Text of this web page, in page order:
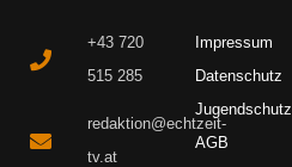
+43 720
515 285
redaktion@echtzeit-
tv.at
Impressum
Datenschutz
Jugendschutz
AGB